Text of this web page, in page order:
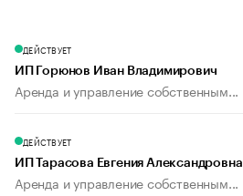
ДЕЙСТВУЕТ
ИП Горюнов Иван Владимирович
Аренда и управление собственным...
ДЕЙСТВУЕТ
ИП Тарасова Евгения Александровна
Аренда и управление собственным...